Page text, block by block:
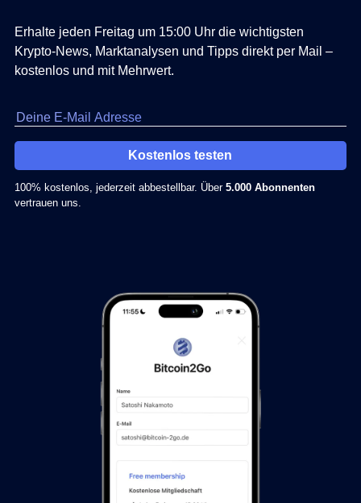
Erhalte jeden Freitag um 15:00 Uhr die wichtigsten
Krypto-News, Marktanalysen und Tipps direkt per Mail –
kostenlos und mit Mehrwert.
Kostenlos testen
100% kostenlos, jederzeit abbestellbar. Über 5.000 Abonnenten
vertrauen uns.